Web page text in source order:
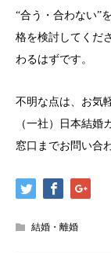
“合う・合わない”
格を検討してくだ
わるはずです。
不明な点は、お気
（一社）日本結婚
窓口までお問い合
結婚・離婚